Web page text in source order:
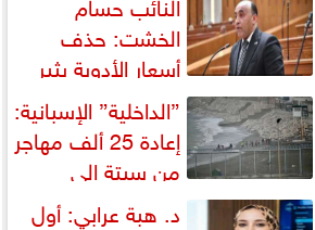
الخشت: حذف
أسعار الأدوية يثير
إشكالية دستورية ويهدد حق
المواطن...
”الداخلية” الإسبانية:
إعادة 25 ألف مهاجر
من سبتة إلى
المغرب... وارتفاع حصيلة...
د. هبة عرابي: أول